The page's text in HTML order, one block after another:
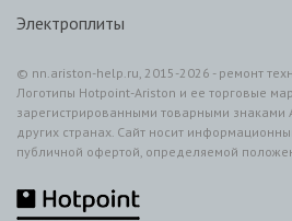
Электроплиты
© nn.ariston-help.ru, 2015-2026 - ремонт
Логотипы Hotpoint-Ariston и ее торговые
зарегистрированными товарными знаками
других странах. Сайт носит
публичной офертой, определяемой